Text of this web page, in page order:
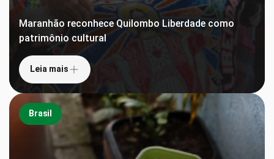
Maranhão reconhece Quilombo Liberdade como
patrimônio cultural
Leia mais
Brasil